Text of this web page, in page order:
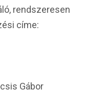
rendszeresen
címe:
Gábor